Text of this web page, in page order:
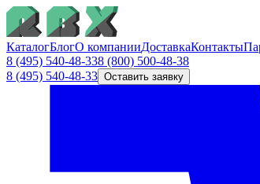
КаталогБлогО компанииДоставкаКонтакты
8 (495) 540-48-338 (800) 500-48-38
8 (495) 540-48-33 Оставить заявку